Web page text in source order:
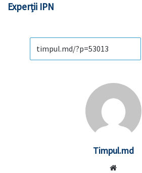
Experții IPN
Timpul.md